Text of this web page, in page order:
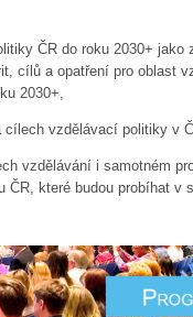
ČR do roku 2030+ jako
cílů a opatření pro oblast
2030+,
vzdělávací politiky v
vzdělávání i samotném
které budou probíhat v